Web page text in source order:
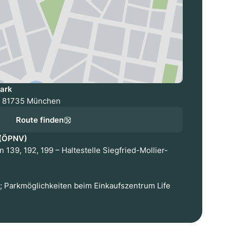
München
Route finden
139, 192, 199 – Haltestelle Siegfried-Mollier-
Parkmöglichkeiten beim Einkaufszentrum Life